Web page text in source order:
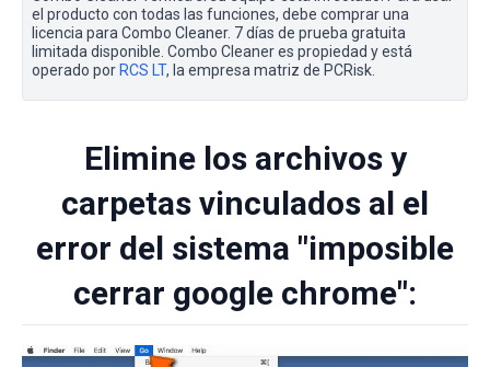
el producto con todas las funciones, debe comprar una
licencia para Combo Cleaner. 7 días de prueba gratuita
limitada disponible. Combo Cleaner es propiedad y está
operado por RCS LT, la empresa matriz de PCRisk.
Elimine los archivos y
carpetas vinculados al el
error del sistema "imposible
cerrar google chrome":